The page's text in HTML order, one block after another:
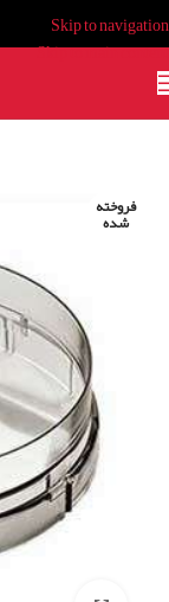
Skip to navigation
Skip to main content
فروخته
شده